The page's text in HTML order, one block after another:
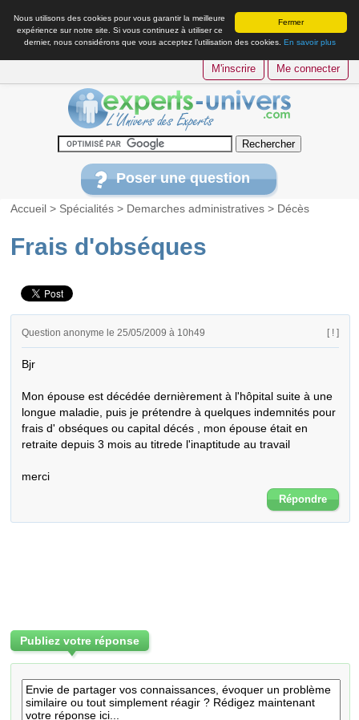
Fermer
Nous utilisons des cookies pour vous garantir la meilleure
expérience sur notre site. Si vous continuez à utiliser ce
dernier, nous considérons que vous acceptez l’utilisation des cookies. En savoir plus
M'inscrire Me connecter
Poser une question
Accueil > Spécialités > Demarches administratives > Décès
Frais d'obséques
Question anonyme le 25/05/2009 à 10h49 [ ! ]
Bjr
Mon épouse est décédée dernièrement à l'hôpital suite à une
longue maladie, puis je prétendre à quelques indemnités pour
frais d' obséques ou capital décés , mon épouse était en
retraite depuis 3 mois au titrede l'inaptitude au travail
merci
Répondre
Publiez votre réponse